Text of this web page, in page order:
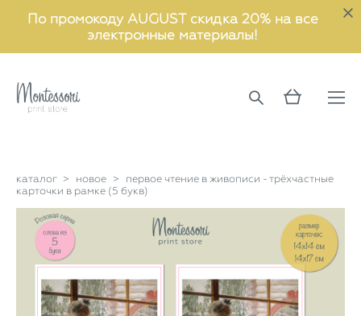
По промокоду AUGUST скидка 20% на все
электронные материалы!
каталог > новое >
первое чтение в живописи - трёхчастные
карточки в рамке (5 букв)